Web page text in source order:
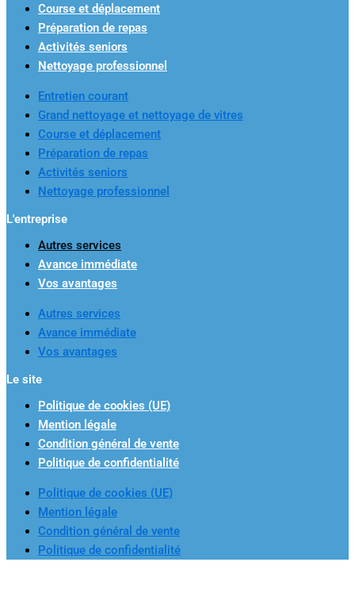
Course et déplacement
Préparation de repas
Activités seniors
Nettoyage professionnel
Entretien courant
Grand nettoyage et nettoyage de vitres
Course et déplacement
Préparation de repas
Activités seniors
Nettoyage professionnel
L'entreprise
Autres services
Avance immédiate
Vos avantages
Autres services
Avance immédiate
Vos avantages
Le site
Politique de cookies (UE)
Mention légale
Condition général de vente
Politique de confidentialité
Politique de cookies (UE)
Mention légale
Condition général de vente
Politique de confidentialité